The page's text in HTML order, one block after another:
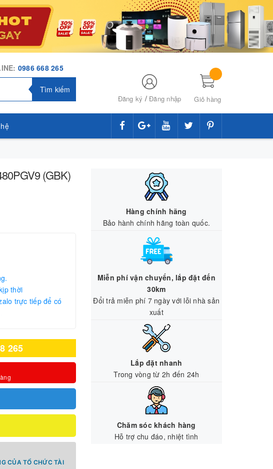
0986 668 265
Tìm kiếm
Đăng ký /Đăng nhập Giỏ hàng
(GBK)
thời
trực tiếp để có
265
CỦA TỔ CHỨC TÀI
Hàng chính hãng
Bảo hành chính hãng toàn quốc.
Miễn phí vận chuyển, lắp đặt đến
30km
Đổi trả miễn phí 7 ngày với lỗi nhà sản
xuất
Lắp đặt nhanh
Trong vòng từ 2h đến 24h
Chăm sóc khách hàng
Hỗ trợ chu đáo, nhiệt tình